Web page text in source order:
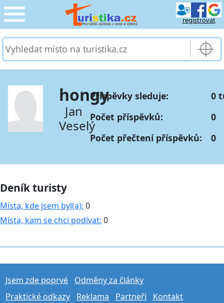
registrovat
CESTOVÁNÍ
SLUŽBY & DOPRAVA ›
PRO TURISTY ›
MOJE TURISTIKA ›
hongy
Jan
Veselý
Příspěvky sleduje:
0
Počet příspěvků:
0
Počet přečtení příspěvků:
0
Deník turisty
Místa, kde jsem byl(a): 0
Místa, kam se chci podívat: 0
Jsem zde poprvé
Odměny za články
Praktické odkazy
Reklama Partneři Kontakt